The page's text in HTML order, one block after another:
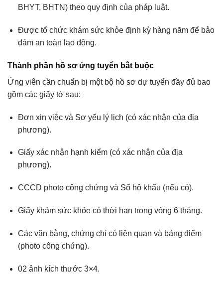
BHYT, BHTN) theo quy định của pháp luật.
Được tổ chức khám sức khỏe định kỳ hàng năm để bảo
đảm an toàn lao động.
Thành phần hồ sơ ứng tuyển bắt buộc
Ứng viên cần chuẩn bị một bộ hồ sơ dự tuyển đầy đủ bao
gồm các giấy tờ sau:
Đơn xin việc và Sơ yếu lý lịch (có xác nhận của địa
phương).
Giấy xác nhận hạnh kiểm (có xác nhận của địa
phương).
CCCD photo công chứng và Sổ hộ khẩu (nếu có).
Giấy khám sức khỏe có thời hạn trong vòng 6 tháng.
Các văn bằng, chứng chỉ có liên quan và bảng điểm
(photo công chứng).
02 ảnh kích thước 3×4.